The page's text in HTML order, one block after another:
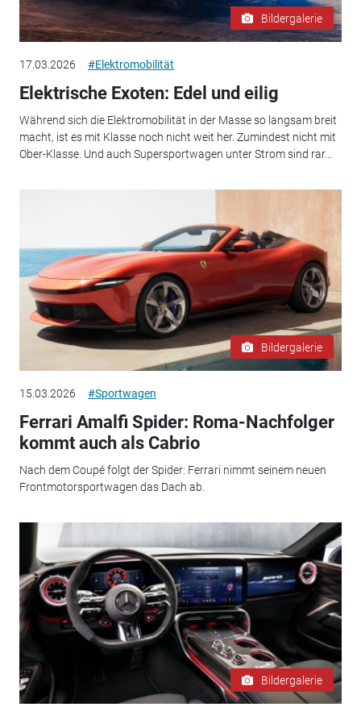
Bildergalerie
17.03.2026 #Elektromobilität
Elektrische Exoten: Edel und eilig
Während sich die Elektromobilität in der Masse so langsam breit
macht, ist es mit Klasse noch nicht weit her. Zumindest nicht mit
Ober-Klasse. Und auch Supersportwagen unter Strom sind rar...
Bildergalerie
15.03.2026 #Sportwagen
Ferrari Amalfi Spider: Roma-Nachfolger
kommt auch als Cabrio
Nach dem Coupé folgt der Spider: Ferrari nimmt seinem neuen
Frontmotorsportwagen das Dach ab.
Bildergalerie